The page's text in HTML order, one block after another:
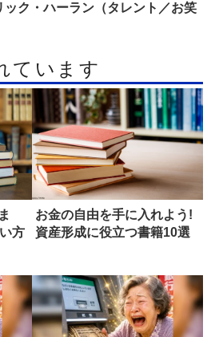
ック・ハーラン（タレント／お笑
ています
方
お金の自由を手に入れよう!
資産形成に役立つ書籍10選